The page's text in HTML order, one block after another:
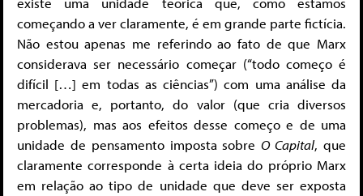
começando a ver claramente, é em grande parte fictícia.
Não estou apenas me referindo ao fato de que Marx
considerava ser necessário começar (“todo começo é
difícil […] em todas as ciências”) com uma análise da
mercadoria e, portanto, do valor (que cria diversos
problemas), mas aos efeitos desse começo e de uma
unidade de pensamento imposta sobreO Capital, que
claramente corresponde à certa ideia do próprio Marx
em relação ao tipo de unidade que deve ser exposta